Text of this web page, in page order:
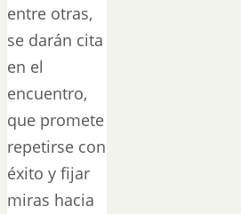
entre otras,
se darán cita
en el
encuentro,
que promete
repetirse con
éxito y fijar
miras hacia